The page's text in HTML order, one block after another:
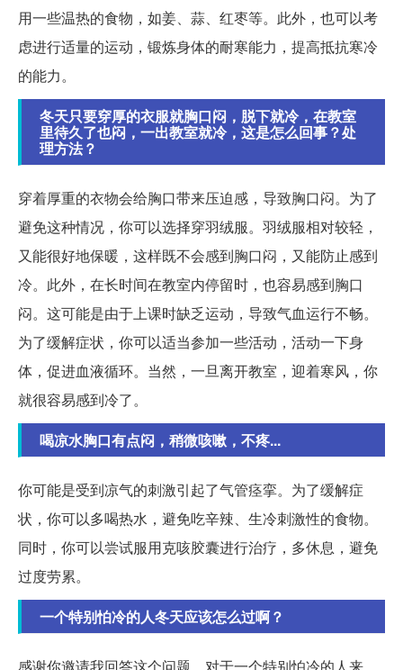
用一些温热的食物，如姜、蒜、红枣等。此外，也可以考
虑进行适量的运动，锻炼身体的耐寒能力，提高抵抗寒冷
的能力。
冬天只要穿厚的衣服就胸口闷，脱下就冷，在教室
里待久了也闷，一出教室就冷，这是怎么回事？处
理方法？
穿着厚重的衣物会给胸口带来压迫感，导致胸口闷。为了
避免这种情况，你可以选择穿羽绒服。羽绒服相对较轻，
又能很好地保暖，这样既不会感到胸口闷，又能防止感到
冷。此外，在长时间在教室内停留时，也容易感到胸口
闷。这可能是由于上课时缺乏运动，导致气血运行不畅。
为了缓解症状，你可以适当参加一些活动，活动一下身
体，促进血液循环。当然，一旦离开教室，迎着寒风，你
就很容易感到冷了。
喝凉水胸口有点闷，稍微咳嗽，不疼...
你可能是受到凉气的刺激引起了气管痉挛。为了缓解症
状，你可以多喝热水，避免吃辛辣、生冷刺激性的食物。
同时，你可以尝试服用克咳胶囊进行治疗，多休息，避免
过度劳累。
一个特别怕冷的人冬天应该怎么过啊？